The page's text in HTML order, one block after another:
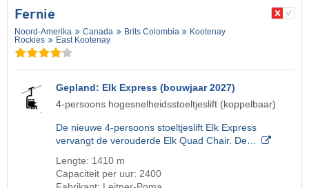
Fernie
Noord-Amerika Canada Brits Colombia
Kootenay
Rockies
East Kootenay
Gepland: Elk Express (bouwjaar 2027)
4-persoons hogesnelheidsstoeltjeslift (koppelbaar)
De nieuwe 4-persoons stoeltjeslift Elk Express
vervangt de verouderde Elk Quad Chair. De…
Lengte: 1410 m
Capaciteit per uur: 2400